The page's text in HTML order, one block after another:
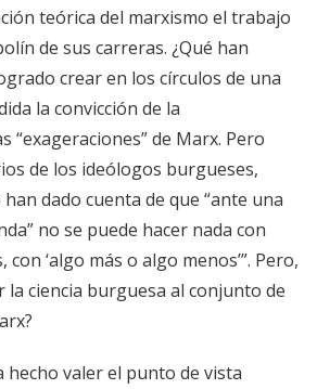
teórica del marxismo el trabajo
de sus carreras. ¿Qué han
crear en los círculos de una
la convicción de la
“exageraciones” de Marx. Pero
de los ideólogos burgueses,
dado cuenta de que “ante una
no se puede hacer nada con
con ‘algo más o algo menos’”. Pero,
la ciencia burguesa al conjunto de
hecho valer el punto de vista